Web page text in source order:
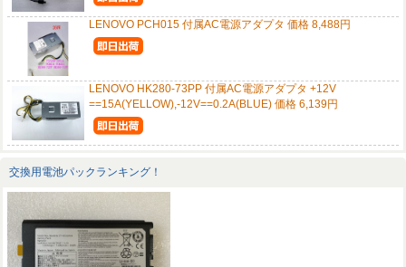
LENOVO PCH015 付属AC電源アダプタ 価格 8,488円
LENOVO HK280-73PP 付属AC電源アダプタ +12V
==15A(YELLOW),-12V==0.2A(BLUE) 価格 6,139円
交換用電池パックランキング！